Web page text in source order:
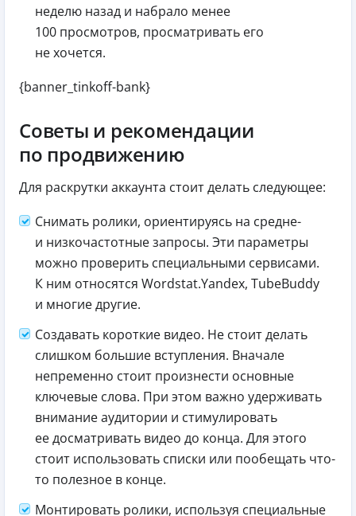
неделю назад и набрало менее
100 просмотров, просматривать его
не хочется.
{banner_tinkoff-bank}
Советы и рекомендации
по продвижению
Для раскрутки аккаунта стоит делать следующее:
Снимать ролики, ориентируясь на средне-
и низкочастотные запросы. Эти параметры
можно проверить специальными сервисами.
К ним относятся Wordstat.Yandex, TubeBuddy
и многие другие.
Создавать короткие видео. Не стоит делать
слишком большие вступления. Вначале
непременно стоит произнести основные
ключевые слова. При этом важно удерживать
внимание аудитории и стимулировать
ее досматривать видео до конца. Для этого
стоит использовать списки или пообещать что-
то полезное в конце.
Монтировать ролики, используя специальные